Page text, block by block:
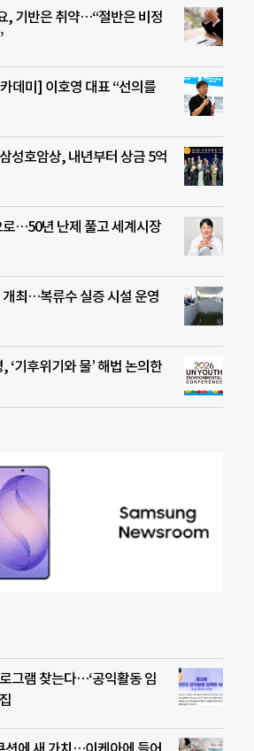
, 기반은 취약…“절반은 비정
데미] 이호영 대표 “선의를
성호암상, 내년부터 상금 5억
로…50년 난제 풀고 세계시장
최…복류수 실증 시설 운영
‘기후위기와 물’ 해법 논의한
그램 찾는다…‘공익활동 임